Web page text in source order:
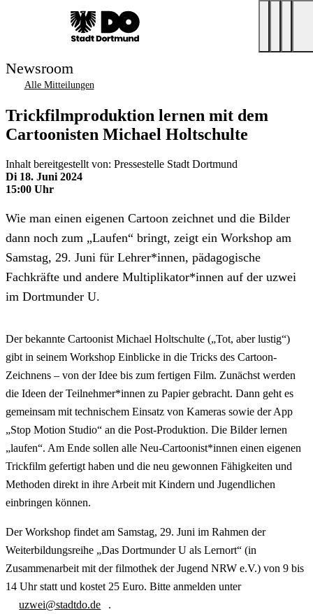
Newsroom
Alle Mitteilungen
Trickfilmproduktion lernen mit dem
Cartoonisten Michael Holtschulte
Inhalt bereitgestellt von: Pressestelle Stadt Dortmund
Di 18. Juni 2024
15:00 Uhr
Wie man einen eigenen Cartoon zeichnet und die Bilder
dann noch zum „Laufen“ bringt, zeigt ein Workshop am
Samstag, 29. Juni für Lehrer*innen, pädagogische
Fachkräfte und andere Multiplikator*innen auf der uzwei
im Dortmunder U.
Der bekannte Cartoonist Michael Holtschulte („Tot, aber lustig“)
gibt in seinem Workshop Einblicke in die Tricks des Cartoon-
Zeichnens – von der Idee bis zum fertigen Film. Zunächst werden
die Ideen der Teilnehmer*innen zu Papier gebracht. Dann geht es
gemeinsam mit technischem Einsatz von Kameras sowie der App
„Stop Motion Studio“ an die Post-Produktion. Die Bilder lernen
„laufen“. Am Ende sollen alle Neu-Cartoonist*innen einen eigenen
Trickfilm gefertigt haben und die neu gewonnen Fähigkeiten und
Methoden direkt in ihre Arbeit mit Kindern und Jugendlichen
einbringen können.
Der Workshop findet am Samstag, 29. Juni im Rahmen der
Weiterbildungsreihe „Das Dortmunder U als Lernort“ (in
Zusammenarbeit mit der filmothek der Jugend NRW e.V.) von 9 bis
14 Uhr statt und kostet 25 Euro. Bitte anmelden unter
uzwei@stadtdo.de
.